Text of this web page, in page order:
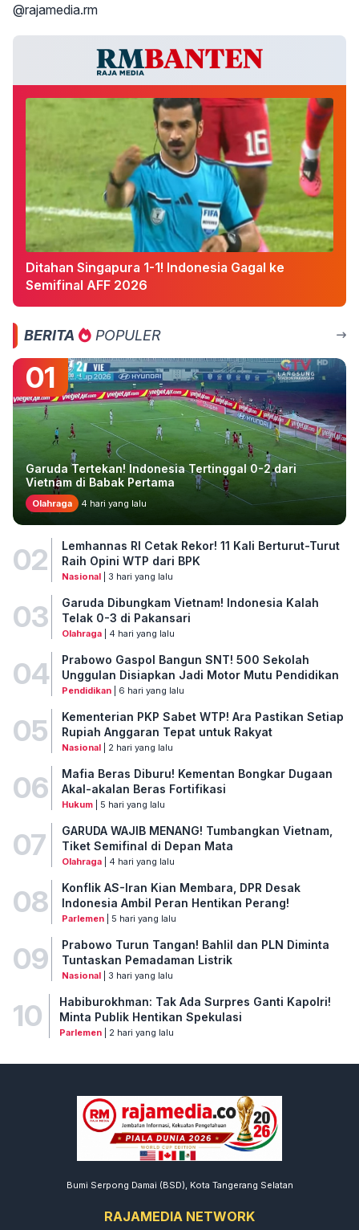
@rajamedia.rm
Ditahan Singapura 1-1! Indonesia Gagal ke
Semifinal AFF 2026
BERITA POPULER
01
Garuda Tertekan! Indonesia Tertinggal 0-2 dari
Vietnam di Babak Pertama
Olahraga 4 hari yang lalu
02
Lemhannas RI Cetak Rekor! 11 Kali Berturut-Turut
Raih Opini WTP dari BPK
Nasional| 3 hari yang lalu
03
Garuda Dibungkam Vietnam! Indonesia Kalah
Telak 0-3 di Pakansari
Olahraga| 4 hari yang lalu
04
Prabowo Gaspol Bangun SNT! 500 Sekolah
Unggulan Disiapkan Jadi Motor Mutu Pendidikan
Pendidikan| 6 hari yang lalu
05
Kementerian PKP Sabet WTP! Ara Pastikan Setiap
Rupiah Anggaran Tepat untuk Rakyat
Nasional| 2 hari yang lalu
06
Mafia Beras Diburu! Kementan Bongkar Dugaan
Akal-akalan Beras Fortifikasi
Hukum| 5 hari yang lalu
07
GARUDA WAJIB MENANG! Tumbangkan Vietnam,
Tiket Semifinal di Depan Mata
Olahraga| 4 hari yang lalu
08
Konflik AS-Iran Kian Membara, DPR Desak
Indonesia Ambil Peran Hentikan Perang!
Parlemen| 5 hari yang lalu
09
Prabowo Turun Tangan! Bahlil dan PLN Diminta
Tuntaskan Pemadaman Listrik
Nasional| 3 hari yang lalu
10
Habiburokhman: Tak Ada Surpres Ganti Kapolri!
Minta Publik Hentikan Spekulasi
Parlemen| 2 hari yang lalu
Bumi Serpong Damai (BSD), Kota Tangerang Selatan
RAJAMEDIA NETWORK